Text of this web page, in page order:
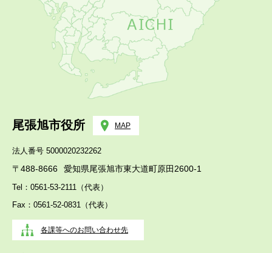
尾張旭市役所 MAP
法人番号 5000020232262
〒488-8666 愛知県尾張旭市東大道町原田2600-1
Tel：0561-53-2111（代表）
Fax：0561-52-0831（代表）
各課等へのお問い合わせ先